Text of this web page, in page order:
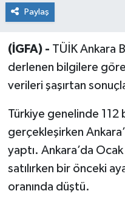
Paylaş
(İGFA) - TÜİK Ankara
derlenen bilgilere göre
verileri şaşırtan
Türkiye genelinde 112
gerçekleşirken
yaptı. Ankara’da
satılırken bir önceki
oranında düştü.